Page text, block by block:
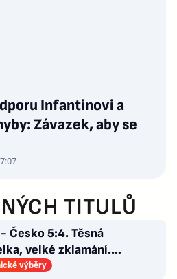
Infantinovi a
Závazek, aby se
TITULŮ
Česko 5:4. Těsná
velké zklamání.
je mimo semifinále
výběry